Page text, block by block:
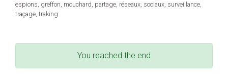
espions, greffon, mouchard, partage, réseaux, sociaux, surveillance,
traçage, traking
You reached the end